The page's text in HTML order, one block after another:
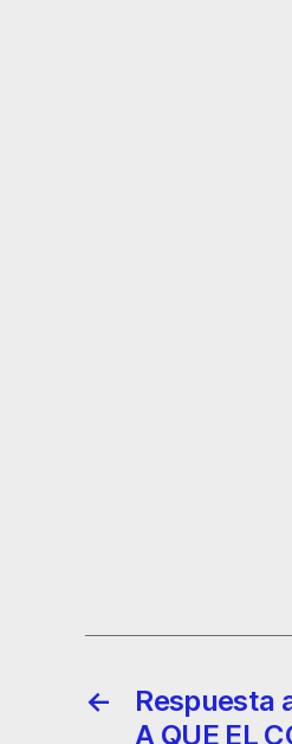
←
Respuesta
A QUE EL